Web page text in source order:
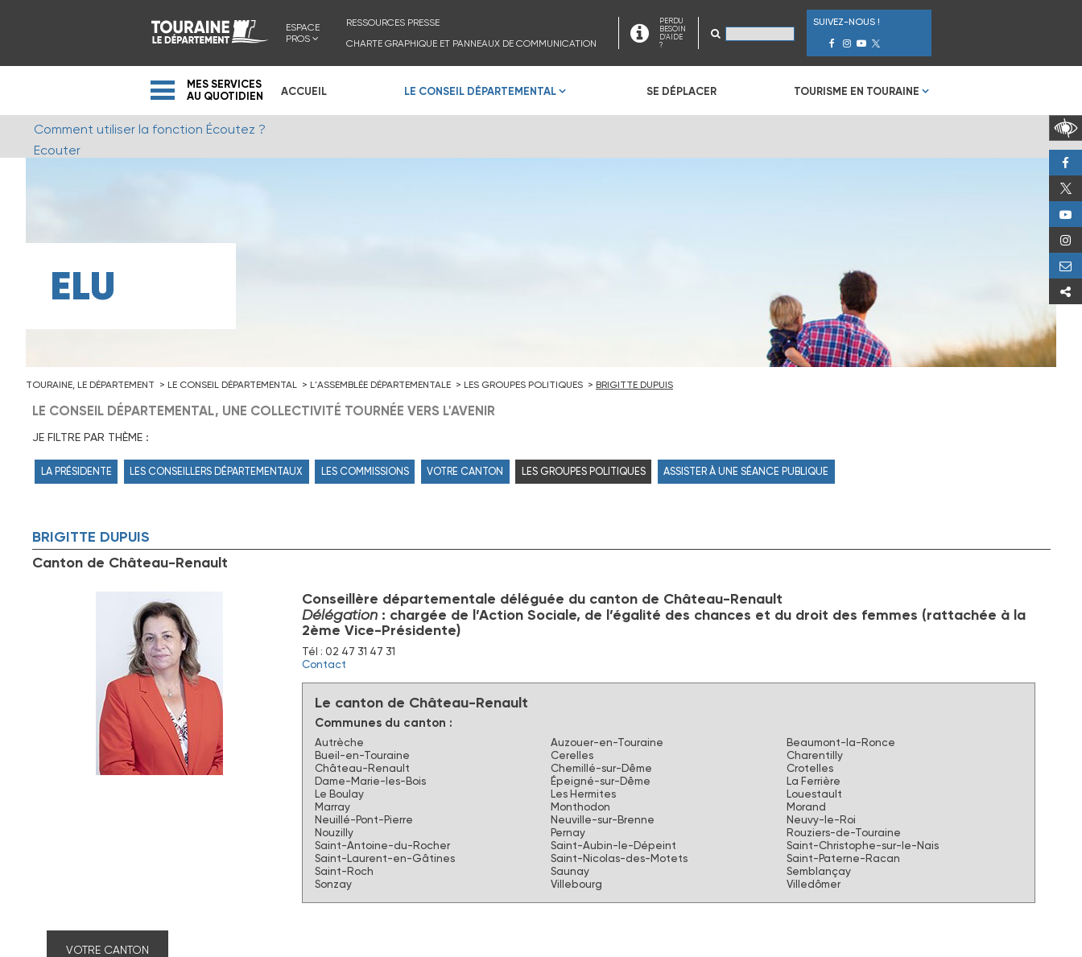
ESPACE
PROS
RESSOURCES PRESSE
CHARTE GRAPHIQUE ET PANNEAUX DE COMMUNICATION
PERDU
BESOIN
D'AIDE
?
SUIVEZ-NOUS !
MES SERVICES
AU QUOTIDIEN
ACCUEIL LE CONSEIL DÉPARTEMENTAL SE DÉPLACER TOURISME EN TOURAINE
Comment utiliser la fonction Écoutez ?
Ecouter
ELU
TOURAINE, LE DÉPARTEMENT LE CONSEIL DÉPARTEMENTAL L'ASSEMBLÉE DÉPARTEMENTALE LES GROUPES POLITIQUES BRIGITTE DUPUIS
LE CONSEIL DÉPARTEMENTAL, UNE COLLECTIVITÉ TOURNÉE VERS L'AVENIR
JE FILTRE PAR THÈME :
LA PRÉSIDENTE LES CONSEILLERS DÉPARTEMENTAUX LES COMMISSIONS VOTRE CANTON LES GROUPES POLITIQUES ASSISTER À UNE SÉANCE PUBLIQUE
BRIGITTE DUPUIS
Canton de Château-Renault
Conseillère départementale déléguée du canton de Château-Renault
Délégation: chargée de l’Action Sociale, de l’égalité des chances et du droit des femmes (rattachée à la
2ème Vice-Présidente)
Tél : 02 47 31 47 31
Contact
Le canton de Château-Renault
Communes du canton :
Autrèche Auzouer-en-Touraine
Beaumont-la-Ronce
Bueil-en-Touraine
Cerelles
Charentilly
Château-Renault
Chemillé-sur-Dême
Crotelles
Dame-Marie-les-Bois
Épeigné-sur-Dême
La Ferrière
Le Boulay
Les Hermites
Louestault
Marray
Monthodon
Morand
Neuillé-Pont-Pierre
Neuville-sur-Brenne
Neuvy-le-Roi
Nouzilly
Pernay
Rouziers-de-Touraine
Saint-Antoine-du-Rocher
Saint-Aubin-le-Dépeint
Saint-Christophe-sur-le-Nais
Saint-Laurent-en-Gâtines
Saint-Nicolas-des-Motets
Saint-Paterne-Racan
Saint-Roch
Saunay
Semblançay
Sonzay
Villebourg Villedômer
VOTRE CANTON